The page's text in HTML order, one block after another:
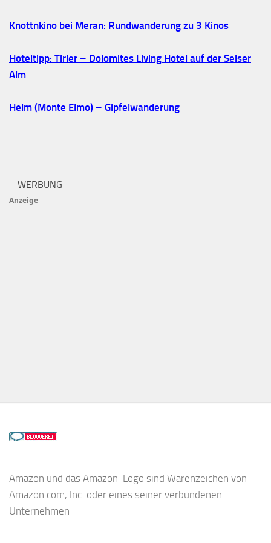
Knottnkino bei Meran: Rundwanderung zu 3 Kinos
Hoteltipp: Tirler – Dolomites Living Hotel auf der Seiser
Alm
Helm (Monte Elmo) – Gipfelwanderung
– WERBUNG –
Anzeige
Amazon und das Amazon-Logo sind Warenzeichen von
Amazon.com, Inc. oder eines seiner verbundenen
Unternehmen